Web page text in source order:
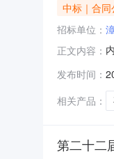
中标｜合同
招标单位：
正文内容：
发布时间：
相关产品：
第二十二